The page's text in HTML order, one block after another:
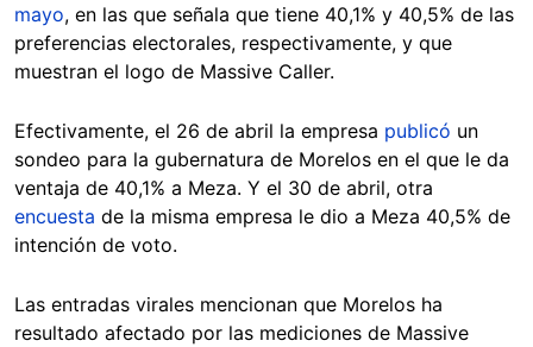
mayo, en las que señala que tiene 40,1% y 40,5% de las
preferencias electorales, respectivamente, y que
muestran el logo de Massive Caller.
Efectivamente, el 26 de abril la empresa publicó un
sondeo para la gubernatura de Morelos en el que le da
ventaja de 40,1% a Meza. Y el 30 de abril, otra
encuesta de la misma empresa le dio a Meza 40,5% de
intención de voto.
Las entradas virales mencionan que Morelos ha
resultado afectado por las mediciones de Massive